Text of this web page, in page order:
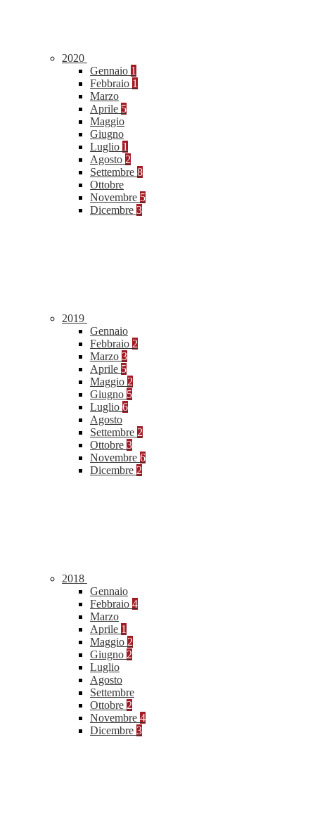
2020
Gennaio 1
Febbraio 1
Marzo
Aprile 5
Maggio
Giugno
Luglio 1
Agosto 2
Settembre 8
Ottobre
Novembre 5
Dicembre 3
2019
Gennaio
Febbraio 2
Marzo 3
Aprile 5
Maggio 2
Giugno 5
Luglio 6
Agosto
Settembre 2
Ottobre 3
Novembre 6
Dicembre 2
2018
Gennaio
Febbraio 4
Marzo
Aprile 1
Maggio 2
Giugno 2
Luglio
Agosto
Settembre
Ottobre 2
Novembre 4
Dicembre 3